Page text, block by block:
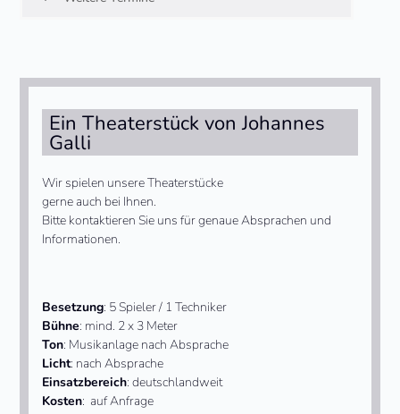
go
slide
Ein Theaterstück von Johannes
Galli
Wir spielen unsere Theaterstücke
gerne auch bei Ihnen.
Bitte kontaktieren Sie uns für genaue Absprachen und
Informationen.
Besetzung: 5 Spieler / 1 Techniker
Bühne: mind. 2 x 3 Meter
Ton: Musikanlage nach Absprache
Licht: nach Absprache
Einsatzbereich: deutschlandweit
Kosten: auf Anfrage